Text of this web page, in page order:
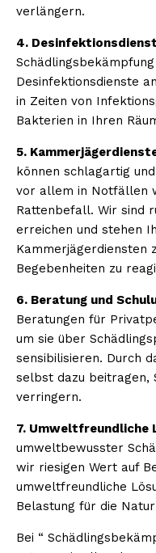
verlängern.
4.
Desinfektionsdienste
in Zeiten von
Bakterien in Ihren
5.
können schlagartig
vor allem in Notfällen
Rattenbefall. Wir sind
erreichen und stehen
Kammerjägerdiensten
Begebenheiten zu
6. Beratung und
Beratungen für
um sie über
sensibilisieren. Durch
selbst dazu beitragen,
verringern.
7. Umweltfreundliche
umweltbewusster
wir riesigen Wert auf
umweltfreundliche
Belastung für die
Bei “